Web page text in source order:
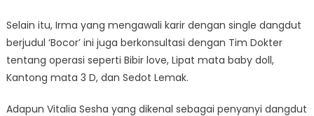
Selain itu, Irma yang mengawali karir dengan single dangdut
berjudul ‘Bocor’ ini juga berkonsultasi dengan Tim Dokter
tentang operasi seperti Bibir love, Lipat mata baby doll,
Kantong mata 3 D, dan Sedot Lemak.
Adapun Vitalia Sesha yang dikenal sebagai penyanyi dangdut